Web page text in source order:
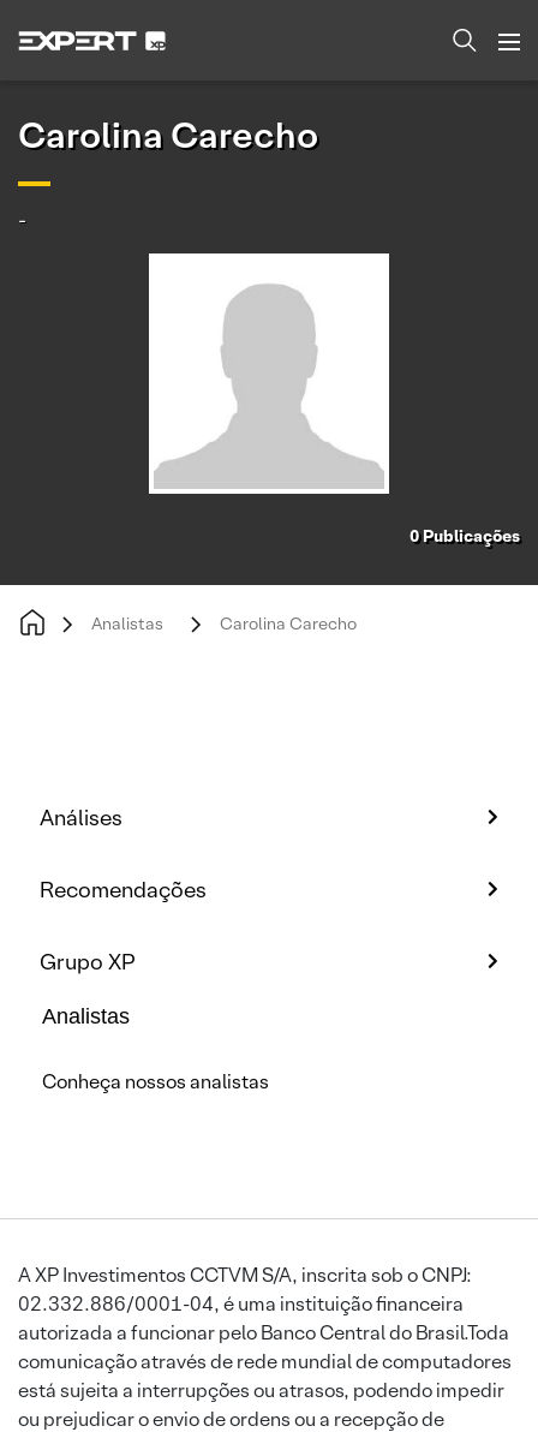
Carolina Carecho
-
0Publicações
Analistas Carolina Carecho
Análises
Recomendações
Grupo XP
Analistas
Conheça nossos analistas
A XP Investimentos CCTVM S/A, inscrita sob o CNPJ:
02.332.886/0001-04, é uma instituição financeira
autorizada a funcionar pelo Banco Central do Brasil.Toda
comunicação através de rede mundial de computadores
está sujeita a interrupções ou atrasos, podendo impedir
ou prejudicar o envio de ordens ou a recepção de